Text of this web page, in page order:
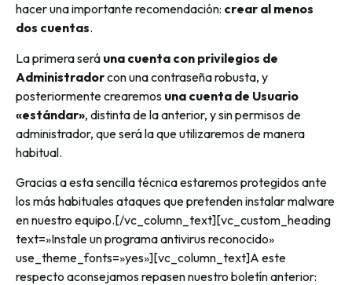
hacer una importante recomendación: crear al menos
dos cuentas.
La primera será una cuenta con privilegios de
Administradorcon una contraseña robusta, y
posteriormente crearemos una cuenta de Usuario
«estándar», distinta de la anterior, y sin permisos de
administrador, que será la que utilizaremos de manera
habitual.
Gracias a esta sencilla técnica estaremos protegidos ante
los más habituales ataques que pretenden instalar malware
en nuestro equipo.[/vc_column_text][vc_custom_heading
text=»Instale un programa antivirus reconocido»
use_theme_fonts=»yes»][vc_column_text]A este
respecto aconsejamos repasen nuestro boletín anterior: